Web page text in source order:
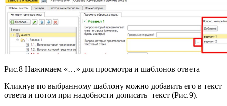
Рис.8 Нажимаем «…» для просмотра и шаблонов ответа
Кликнув по выбранному шаблону можно добавить его в текст
ответа и потом при надобности дописать текст (Рис.9).